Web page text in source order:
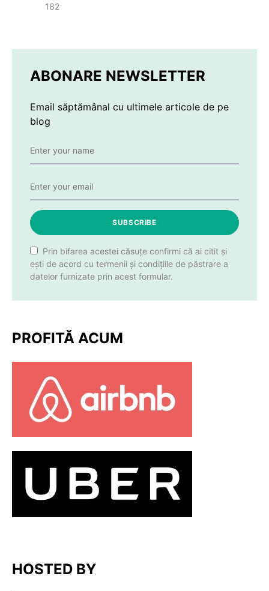
182
ABONARE NEWSLETTER
Email săptămânal cu ultimele articole de pe
blog
SUBSCRIBE
Prin bifarea acestei căsuțe confirmi că ai citit și
ești de acord cu termenii și condițiile de păstrare a
datelor furnizate prin acest formular.
PROFITĂ ACUM
HOSTED BY